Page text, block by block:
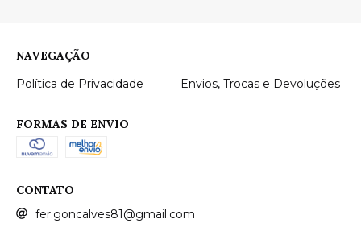
NAVEGAÇÃO
Política de Privacidade
Envios, Trocas e Devoluções
FORMAS DE ENVIO
CONTATO
fer.goncalves81@gmail.com